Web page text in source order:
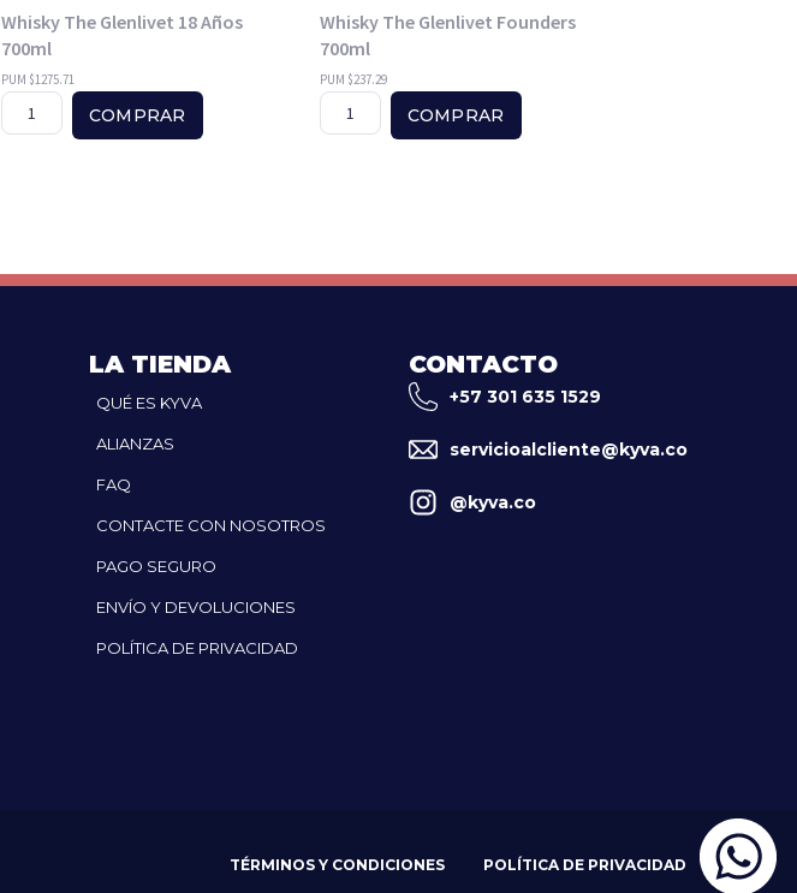
Whisky The Glenlivet 18 Años
700ml
PUM $1275.71
COMPRAR
Whisky The Glenlivet Founders
700ml
PUM $237.29
COMPRAR
LA TIENDA
QUÉ ES KYVA
ALIANZAS
FAQ
CONTACTE CON NOSOTROS
PAGO SEGURO
ENVÍO Y DEVOLUCIONES
POLÍTICA DE PRIVACIDAD
CONTACTO
+57 301 635 1529
servicioalcliente@kyva.co
@kyva.co
TÉRMINOS Y CONDICIONES POLÍTICA DE PRIVACIDAD